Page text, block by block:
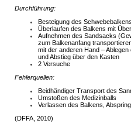
Durchführung:
Besteigung des
Überlaufen des Balkens mit
Aufnehmen des Sandsacks
zum Balkenanfang
mit der anderen Hand –
und Abstieg über den Kasten
2 Versuche
Fehlerquellen:
Beidhändiger Transport des
Umstoßen des Medizinballs
Verlassen des Balkens,
(DFFA, 2010)